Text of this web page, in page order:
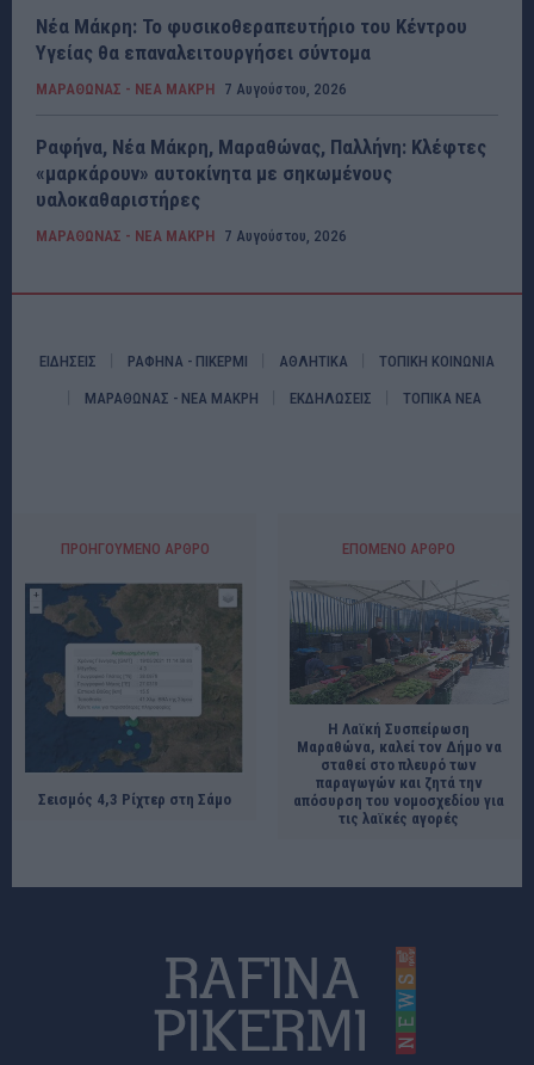
Νέα Μάκρη: Το φυσικοθεραπευτήριο του Κέντρου
Υγείας θα επαναλειτουργήσει σύντομα
ΜΑΡΑΘΩΝΑΣ - ΝΕΑ ΜΑΚΡΗ 7 Αυγούστου, 2026
Ραφήνα, Νέα Μάκρη, Μαραθώνας, Παλλήνη: Κλέφτες
«μαρκάρουν» αυτοκίνητα με σηκωμένους
υαλοκαθαριστήρες
ΜΑΡΑΘΩΝΑΣ - ΝΕΑ ΜΑΚΡΗ 7 Αυγούστου, 2026
ΕΙΔΗΣΕΙΣ ΡΑΦΗΝΑ - ΠΙΚΕΡΜΙ ΑΘΛΗΤΙΚΑ ΤΟΠΙΚΗ ΚΟΙΝΩΝΙΑ
ΜΑΡΑΘΩΝΑΣ - ΝΕΑ ΜΑΚΡΗ ΕΚΔΗΛΩΣΕΙΣ ΤΟΠΙΚΑ ΝΕΑ
ΠΡΟΗΓΟΎΜΕΝΟ ΆΡΘΡΟ
Σεισμός 4,3 Ρίχτερ στη Σάμο
ΕΠΌΜΕΝΟ ΆΡΘΡΟ
Η Λαϊκή Συσπείρωση
Μαραθώνα, καλεί τον Δήμο να
σταθεί στο πλευρό των
παραγωγών και ζητά την
απόσυρση του νομοσχεδίου για
τις λαϊκές αγορές